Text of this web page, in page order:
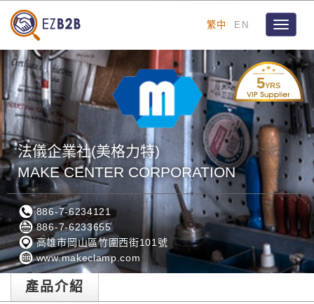
繁中 EN
Toggle
5YRS
法儀企業社(美格力特)
MAKE CENTER CORPORATION
886-7-6234121
886-7-6233655
高雄市岡山區竹圍西街101號
www.makeclamp.com
產品介紹